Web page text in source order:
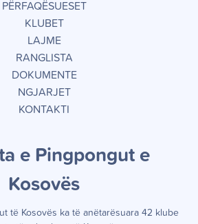
PËRFAQËSUESET
KLUBET
LAJME
RANGLISTA
DOKUMENTE
NGJARJET
KONTAKTI
e Pingpongut e
Kosovës
të Kosovës ka të anëtarësuara 42 klube